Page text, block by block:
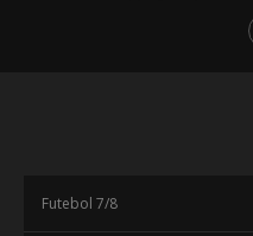
Futebol 7/8